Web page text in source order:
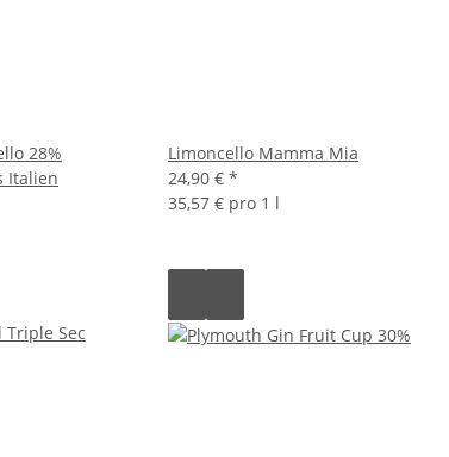
28%
Italien
Limoncello Mamma Mia
24,90 € *
35,57 € pro 1 l